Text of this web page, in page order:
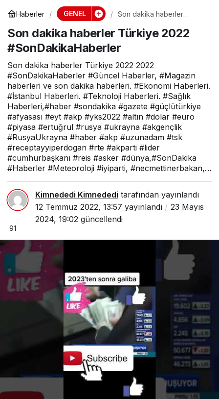
Haberler GENEL
Son dakika haberler
#SonDakikaHaberler
Son dakika haberler Türkiye 2022
#SonDakikaHaberler
Son dakika haberler Türkiye 2022 2022
#SonDakikaHaberler #Güncel Haberler, #Magazin
haberleri ve son dakika haberleri. #Ekonomi Haberleri.
#İstanbul Haberleri. #Teknoloji Haberleri. #Sağlık
Haberleri,#haber #sondakika #gazete #güçlütürkiye
#afyasası #eyt #akp #yks2022 #altın #dolar #euro
#piyasa #ertuğrul #rusya #ukrayna #akgençlik
#RusyaUkrayna #haber #akp #uzunadam #tsk
#receptayyiperdogan #rte #akparti #lider
#cumhurbaşkanı #reis #asker #dünya,#SonDakika
#Haberler #Meteoroloji #iyiparti, #necmettinerbakan,…
Kimnededi Kimnededi tarafından yayınlandı
12 Temmuz 2022, 13:57 yayınlandı
23 Mayıs
2024, 19:02 güncellendi
91